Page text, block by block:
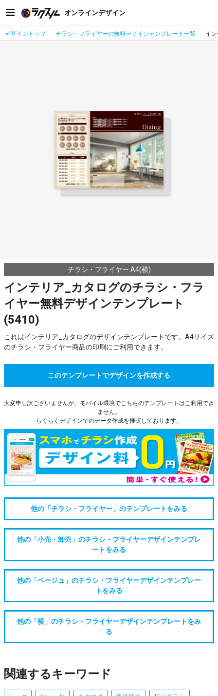
オンラインデザイン
デザイントップ チラシ・フライヤーの無料デザインテンプレート一覧 イ
チラシ・フライヤー A4(横)
インテリア_カタログのチラシ・フラ
イヤー無料デザインテンプレート
(5410)
これはインテリア_カタログのデザインテンプレートです。A4サイズ
のチラシ・フライヤー商品の印刷にご利用できます。
このテンプレートでデザインを作成する
大変申し訳ございませんが、モバイル環境でこちらのテンプレートはご利用でき
ません。
らくらくデザインでのデータ作成を推奨しております。
他の「チラシ・フライヤー」のテンプレートをみる
他の「小売・卸売」のチラシ・フライヤーデザインテンプレ
ートをみる
他の「ベージュ」のチラシ・フライヤーデザインテンプレー
トをみる
他の「横」のチラシ・フライヤーデザインテンプレートをみ
る
関連するキーワード